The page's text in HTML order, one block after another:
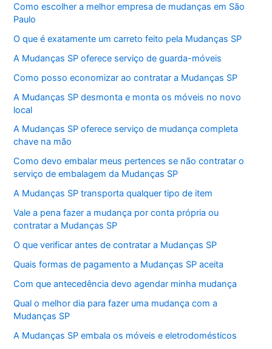
Como escolher a melhor empresa de mudanças em São
Paulo
O que é exatamente um carreto feito pela Mudanças SP
A Mudanças SP oferece serviço de guarda-móveis
Como posso economizar ao contratar a Mudanças SP
A Mudanças SP desmonta e monta os móveis no novo
local
A Mudanças SP oferece serviço de mudança completa
chave na mão
Como devo embalar meus pertences se não contratar o
serviço de embalagem da Mudanças SP
A Mudanças SP transporta qualquer tipo de item
Vale a pena fazer a mudança por conta própria ou
contratar a Mudanças SP
O que verificar antes de contratar a Mudanças SP
Quais formas de pagamento a Mudanças SP aceita
Com que antecedência devo agendar minha mudança
Qual o melhor dia para fazer uma mudança com a
Mudanças SP
A Mudanças SP embala os móveis e eletrodomésticos